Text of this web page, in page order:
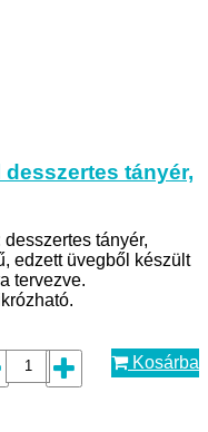
tányér,
tányér,
edzett üvegből készült
tervezve.
Kosárba